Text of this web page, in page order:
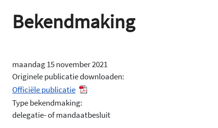
Bekendmaking
maandag 15 november 2021
Originele publicatie downloaden:
Officiële publicatie
Type bekendmaking:
delegatie- of mandaatbesluit